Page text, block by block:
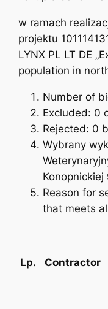
w ramach
projektu
LYNX PL LT DE
population in
Number of
Excluded: 0
Rejected: 0
Wybrany
Konopnickiej
Reason for
that meets
Lp. Contractor